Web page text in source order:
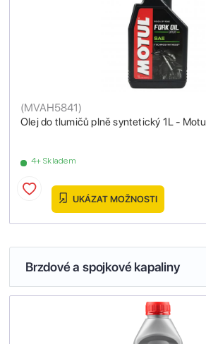
Olej do tlumičů plně syntetický 1L -
(MVAH5841)
4+ Skladem
UKÁZAT MOŽNOSTI
Brzdové a spojkové kapaliny